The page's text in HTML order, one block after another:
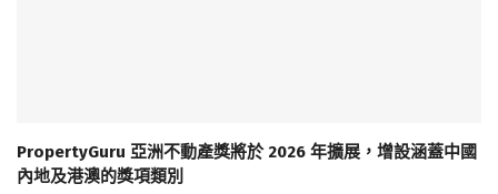
PropertyGuru 亞洲不動產獎將於 2026 年擴展，增設涵蓋中國
內地及港澳的獎項類別